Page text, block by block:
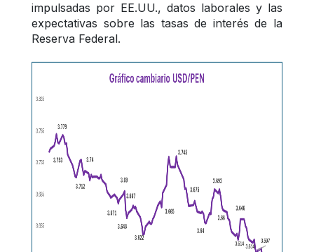
impulsadas por EE.UU., datos laborales y las
expectativas sobre las tasas de interés de la
Reserva Federal.